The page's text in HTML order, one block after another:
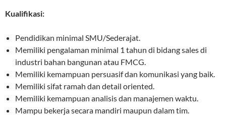
Kualifikasi:
Pendidikan minimal SMU/Sederajat.
Memiliki pengalaman minimal 1 tahun di bidang sales di
industri bahan bangunan atau FMCG.
Memiliki kemampuan persuasif dan komunikasi yang baik.
Memiliki sifat ramah dan detail oriented.
Memiliki kemampuan analisis dan manajemen waktu.
Mampu bekerja secara mandiri maupun dalam tim.